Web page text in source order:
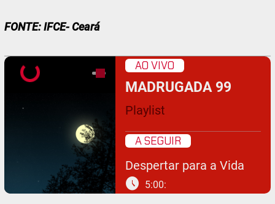
FONTE: IFCE- Ceará
AO VIVO
MADRUGADA 99
Playlist
A SEGUIR
Despertar para a Vida
schedule 5:00: